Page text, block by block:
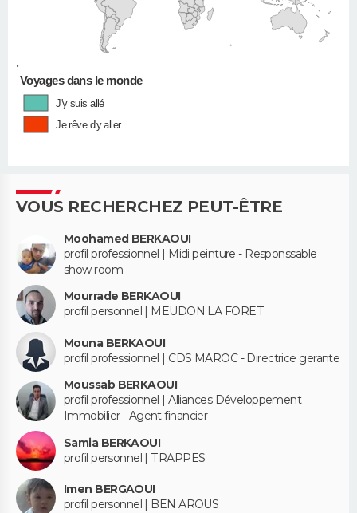
•
Voyages dans le monde
J'y suis allé
Je rêve d'y aller
VOUS RECHERCHEZ PEUT-ÊTRE
Moohamed BERKAOUI
profil professionnel | Midi peinture - Responssable
show room
Mourrade BERKAOUI
profil personnel | MEUDON LA FORET
Mouna BERKAOUI
profil professionnel | CDS MAROC - Directrice gerante
Moussab BERKAOUI
profil professionnel | Alliances Développement
Immobilier - Agent financier
Samia BERKAOUI
profil personnel | TRAPPES
Imen BERGAOUI
profil personnel | BEN AROUS